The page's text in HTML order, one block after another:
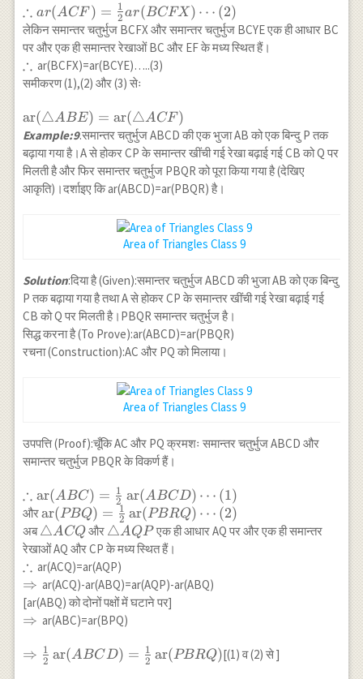
\therefore
ar(ACF)=\frac{1}
{2} ar(BCFX)
\cdots(2)
∴ ar(ACF ) = 2
1 ar(BCFX ) ⋯ (2)
लेकिन समान्तर चतुर्भुज BCFX और समान्तर चतुर्भुज BCYE एक ही आधार BC
पर और एक ही समान्तर रेखाओं BC और EF के मध्य स्थित हैं।
\therefore
∴ar(BCFX)=ar(BCYE)…..(3)
समीकरण (1),(2) और (3) सेः
\operatorname{ar}
(\triangle
ABE)=\operatorname{ar}
(\triangle ACF)
ar(△ABE) = ar(△ACF )
Example:9.समान्तर चतुर्भुज ABCD की एक भुजा AB को एक बिन्दु P तक
बढ़ाया गया है।A से होकर CP के समान्तर खींची गई रेखा बढ़ाई गई CB को Q पर
मिलती है और फिर समान्तर चतुर्भुज PBQR को पूरा किया गया है (देखिए
आकृति)।दर्शाइए कि ar(ABCD)=ar(PBQR) है।
Area of Triangles Class 9
Solution:दिया है (Given):समान्तर चतुर्भुज ABCD की भुजा AB को एक बिन्दु
P तक बढ़ाया गया है तथा A से होकर CP के समान्तर खींची गई रेखा बढ़ाई गई
CB को Q पर मिलती है।PBQR समान्तर चतुर्भुज है।
सिद्ध करना है (To Prove):ar(ABCD)=ar(PBQR)
रचना (Construction):AC और PQ को मिलाया।
Area of Triangles Class 9
उपपत्ति (Proof):चूँकि AC और PQ क्रमशः समान्तर चतुर्भुज ABCD और
समान्तर चतुर्भुज PBQR के विकर्ण हैं।
\therefore
\operatorname{ar}
(ABC)=\frac{1}
{2}
\operatorname{ar}
(ABCD) \cdots(1)
∴ ar(ABC) = 2
1 ar(ABCD) ⋯ (1)
और\operatorname{ar}
(PBQ)=\frac{1}
{2}
\operatorname{ar}
(PBRQ) \cdots(2)
ar(PBQ) = 2
1 ar(PBRQ) ⋯ (2)
अब\triangle
ACQ
△ACQऔर \triangle
AQP
△AQP एक ही आधार AQ पर और एक ही समान्तर
रेखाओं AQ और CP के मध्य स्थित हैं।
\therefore
∴ar(ACQ)=ar(AQP)
\Rightarrow
⇒ ar(ACQ)-ar(ABQ)=ar(AQP)-ar(ABQ)
[ar(ABQ) को दोनों पक्षों में घटाने पर]
\Rightarrow
⇒ ar(ABC)=ar(BPQ)
\Rightarrow
⇒ 2
1 ar(ABCD) = 2
1 ar(PBRQ)[(1) व (2) से ]